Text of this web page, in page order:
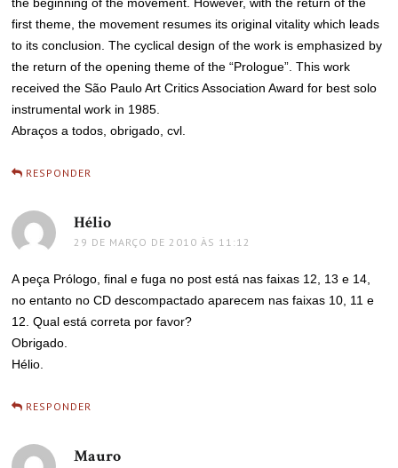
the beginning of the movement. However, with the return of the
first theme, the movement resumes its original vitality which leads
to its conclusion. The cyclical design of the work is emphasized by
the return of the opening theme of the “Prologue”. This work
received the São Paulo Art Critics Association Award for best solo
instrumental work in 1985.
Abraços a todos, obrigado, cvl.
RESPONDER
Hélio
29 DE MARÇO DE 2010 ÀS 11:12
A peça Prólogo, final e fuga no post está nas faixas 12, 13 e 14,
no entanto no CD descompactado aparecem nas faixas 10, 11 e
12. Qual está correta por favor?
Obrigado.
Hélio.
RESPONDER
Mauro